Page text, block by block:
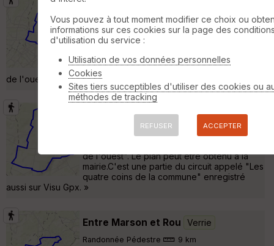
Randonnée Pédestre 14 km
Itinéraire proposé sous le titre "Les quatre
obtenu à la mairie. Il existe deux autres
circuits : vignes et bois (9 km) et découverte
de l'ouest (10 km) qui sont des réductions de celui-ci. »
Meigné ouest Ulmes
de l'ouest". Le plan peut être obtenu à la
mairie.C'est une partie du circuit appelé "Les
quatre coins de la commune" enregistré
aussi sur Visu Gpx. »
Entre Marson et Rou Verrie
Randonnée Pédestre 9 km
Vous pouvez à tout moment modifier ce choix ou
informations sur ces cookies sur la page des
d'utilisation du service :
Utilisation de vos données personnelles
Cookies
Sites tiers succeptibles d'utiliser des cookies ou
méthodes de tracking
REFUSER ACCEPTER